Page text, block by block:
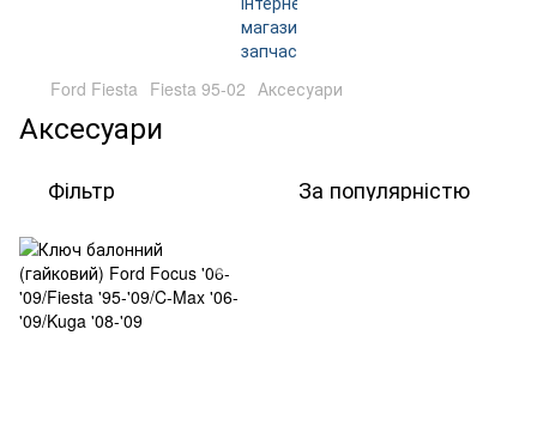
Ford Fiesta Fiesta 95-02 Аксесуари
Аксесуари
Фільтр За популярністю